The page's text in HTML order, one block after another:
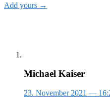
Add yours →
Michael Kaiser
23. November 2021 —